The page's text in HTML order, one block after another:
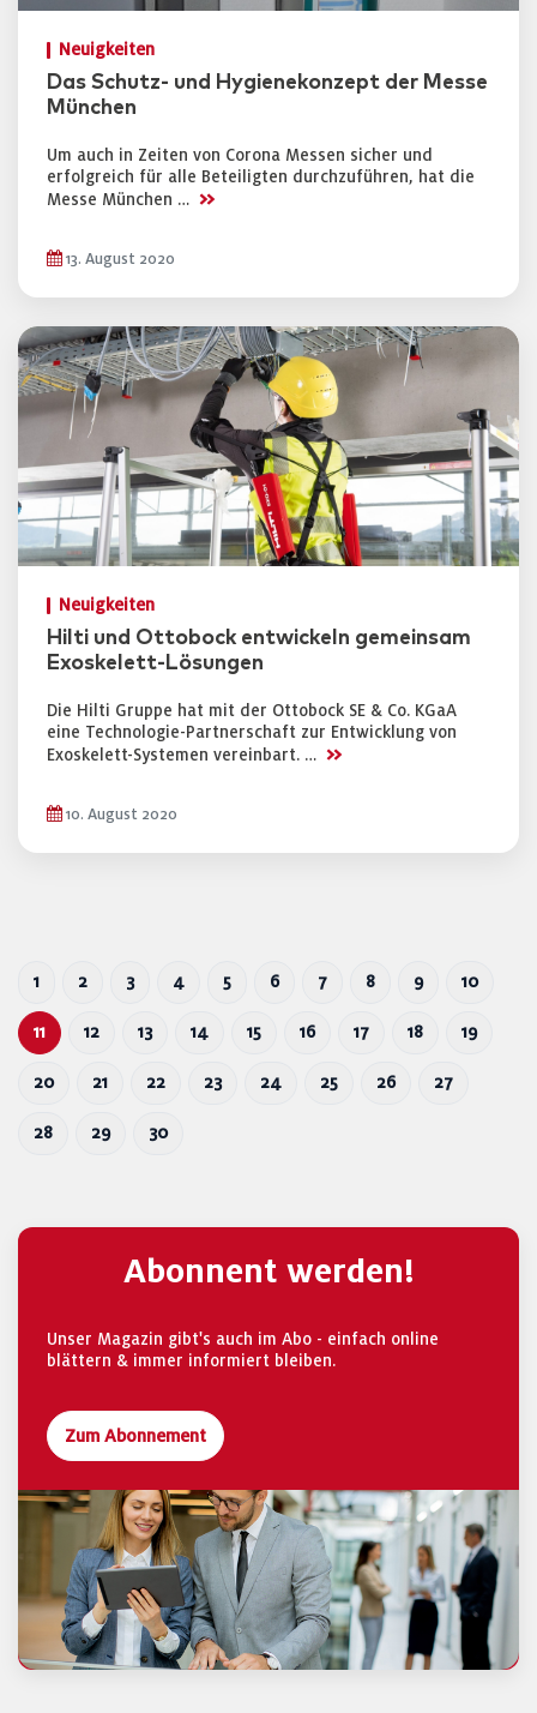
Neuigkeiten
Das Schutz- und Hygienekonzept der Messe
München
Um auch in Zeiten von Corona Messen sicher und
erfolgreich für alle Beteiligten durchzuführen, hat die
Messe München … >>
13. August 2020
Neuigkeiten
Hilti und Ottobock entwickeln gemeinsam
Exoskelett-Lösungen
Die Hilti Gruppe hat mit der Ottobock SE & Co. KGaA
eine Technologie-Partnerschaft zur Entwicklung von
Exoskelett-Systemen vereinbart. … >>
10. August 2020
1 2 3 4 5 6 7 8 9 10
11 12 13 14 15 16 17 18 19
20 21 22 23 24 25 26 27
28 29 30
Abonnent werden!
Unser Magazin gibt's auch im Abo - einfach online
blättern & immer informiert bleiben.
Zum Abonnement